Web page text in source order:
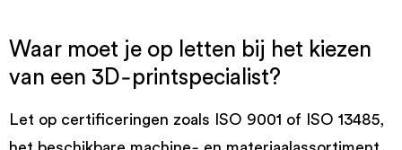
Waar moet je op letten bij het kiezen
van een 3D‑printspecialist?
Let op certificeringen zoals ISO 9001 of ISO 13485,